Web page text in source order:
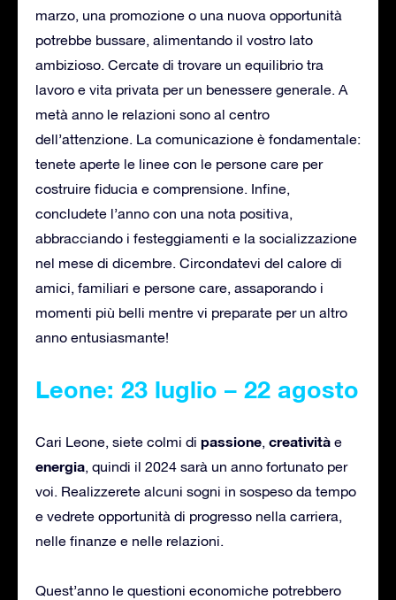
marzo, una promozione o una nuova opportunità
potrebbe bussare, alimentando il vostro lato
ambizioso. Cercate di trovare un equilibrio tra
lavoro e vita privata per un benessere generale. A
metà anno le relazioni sono al centro
dell’attenzione. La comunicazione è fondamentale:
tenete aperte le linee con le persone care per
costruire fiducia e comprensione. Infine,
concludete l’anno con una nota positiva,
abbracciando i festeggiamenti e la socializzazione
nel mese di dicembre. Circondatevi del calore di
amici, familiari e persone care, assaporando i
momenti più belli mentre vi preparate per un altro
anno entusiasmante!
Leone: 23 luglio – 22 agosto
Cari Leone, siete colmi di passione, creatività e
energia, quindi il 2024 sarà un anno fortunato per
voi. Realizzerete alcuni sogni in sospeso da tempo
e vedrete opportunità di progresso nella carriera,
nelle finanze e nelle relazioni.
Quest’anno le questioni economiche potrebbero